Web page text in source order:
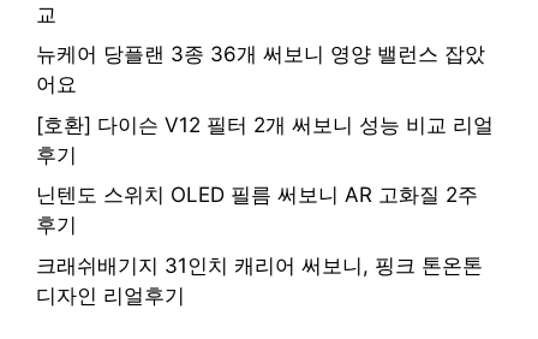
교
뉴케어 당플랜 3종 36개 써보니 영양 밸런스 잡았
어요
[호환] 다이슨 V12 필터 2개 써보니 성능 비교 리얼
후기
닌텐도 스위치 OLED 필름 써보니 AR 고화질 2주
후기
크래쉬배기지 31인치 캐리어 써보니, 핑크 톤온톤
디자인 리얼후기